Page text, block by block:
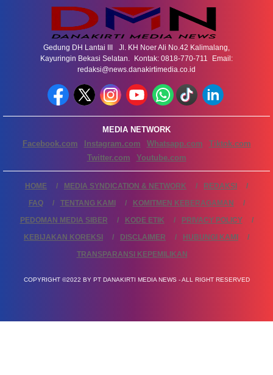
Gedung DH Lantai III Jl. KH Noer Ali No.42 Kalimalang,
Kayuringin Bekasi Selatan. Kontak: 0818-770-711 Email:
redaksi@news.danakirtimedia.co.id
MEDIA NETWORK
Facebook.com
Instagram.com Whatsapp.com
Tiktok.com
Twitter.com
Youtube.com
HOME MEDIA SYNDICATION & NETWORK
REDAKSI
FAQ
TENTANG KAMI
KOMITMEN KEBERAGAMAN
PEDOMAN MEDIA SIBER
KODE ETIK
PRIVACY POLICY
KEBIJAKAN KOREKSI
DISCLAIMER
HUBUNGI KAMI
TRANSPARANSI KEPEMILIKAN
COPYRIGHT ©2022 BY PT DANAKIRTI MEDIA NEWS - ALL RIGHT RESERVED